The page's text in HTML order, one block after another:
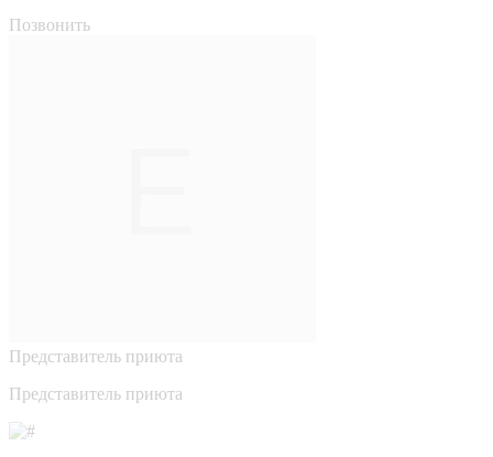
Позвонить
Представитель приюта
Представитель приюта